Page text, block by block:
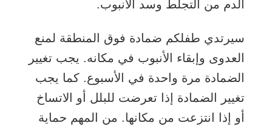
الدم من التجلط وسد الأنبوب.
سيرتدي طفلكم ضمادة فوق المنطقة لمنع
العدوى وإبقاء الأنبوب في مكانه. يجب تغيير
الضمادة مرة واحدة في الأسبوع. كما يجب
تغيير الضمادة إذا تعرضت للبلل أو الاتساخ
أو إذا انتزعت من مكانها. من المهم حماية